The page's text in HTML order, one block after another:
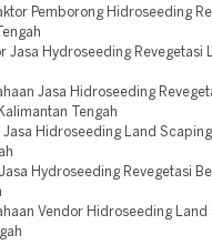
Pemborong Hidroseeding
Jasa Hydroseeding Revegetasi
Jasa Hidroseeding
Tengah
Hidroseeding Land
Hydroseeding Revegetasi
Vendor Hidroseeding Land